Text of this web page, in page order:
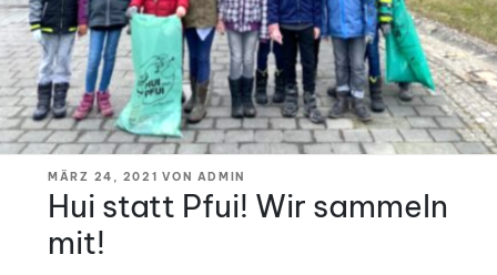
VERÖFFENTLICHT
AM
MÄRZ 24, 2021 VON ADMIN
Hui statt Pfui! Wir sammeln
mit!